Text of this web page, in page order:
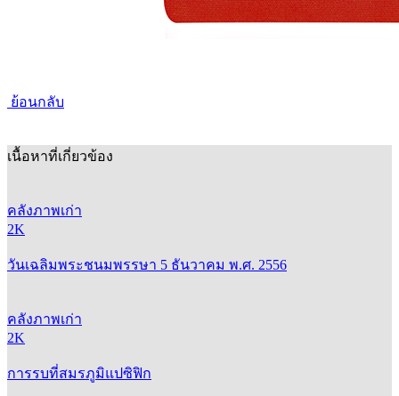
ย้อนกลับ
เนื้อหาที่เกี่ยวข้อง
คลังภาพเก่า
2K
วันเฉลิมพระชนมพรรษา 5 ธันวาคม พ.ศ. 2556
คลังภาพเก่า
2K
การรบที่สมรภูมิแปซิฟิก